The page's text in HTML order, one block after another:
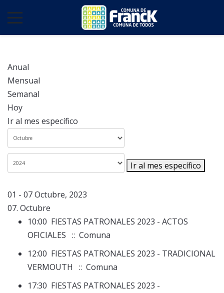
Anual
Mensual
Semanal
Hoy
Ir al mes específico
Ir al mes específico
01 - 07 Octubre, 2023
07. Octubre
10:00 FIESTAS PATRONALES 2023 - ACTOS
OFICIALES :: Comuna
12:00 FIESTAS PATRONALES 2023 - TRADICIONAL
VERMOUTH
:: Comuna
17:30 FIESTAS PATRONALES 2023 -